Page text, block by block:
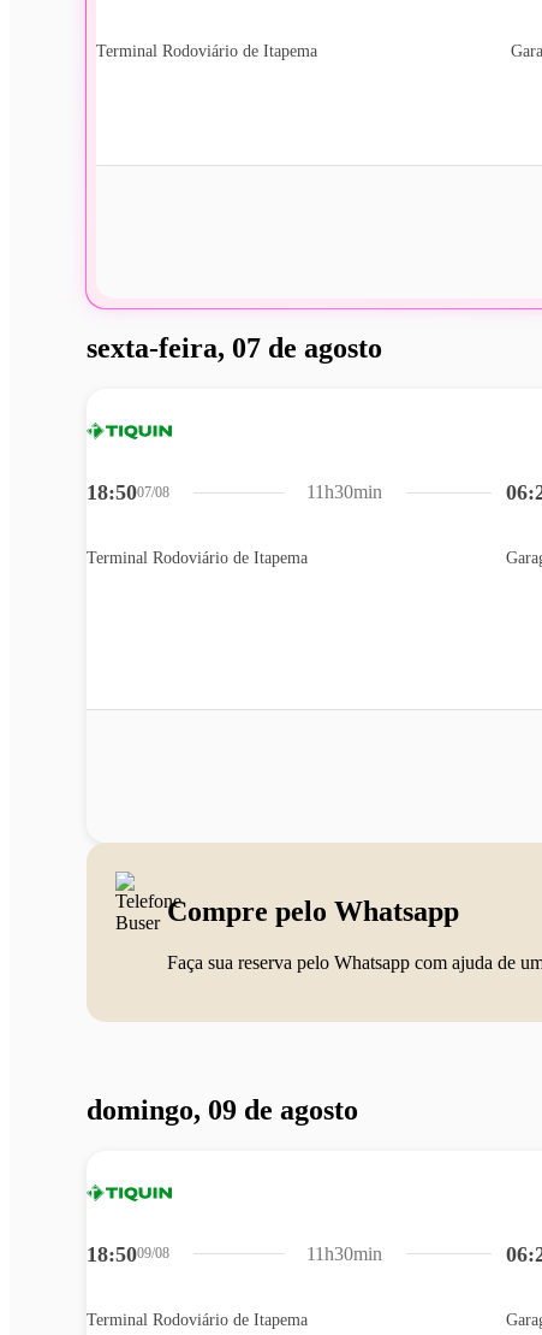
Terminal Rodoviário de Itapema
sexta-feira, 07 de agosto
18:5007/08
Terminal Rodoviário de Itapema
11h30min
Compre pelo Whatsapp
Faça sua reserva pelo Whatsapp com ajuda de
domingo, 09 de agosto
18:5009/08
Terminal Rodoviário de Itapema
11h30min